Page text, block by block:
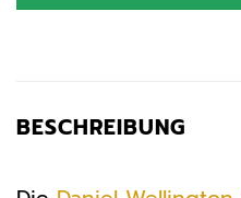
BESCHREIBUNG